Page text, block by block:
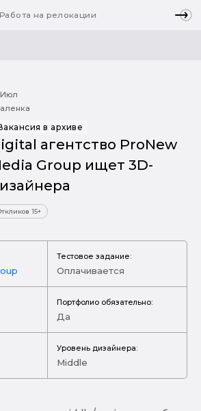
Работа на релокации
Июл
в архиве
агентство ProNew
Group ищет 3D-
15+
Тестовое задание:
Оплачивается
Портфолио обязательно:
Да
Уровень дизайнера:
Middle